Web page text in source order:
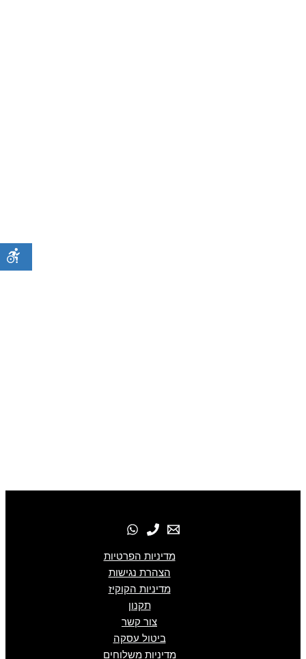
מדיניות הפרטיות
הצהרת נגישות
מדיניות הקוקיז
תקנון
צור קשר
ביטול עסקה
מדיניות משלוחים